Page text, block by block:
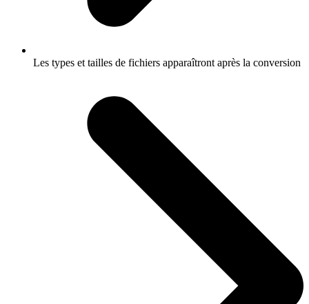
Les types et tailles de fichiers apparaîtront après la conversion